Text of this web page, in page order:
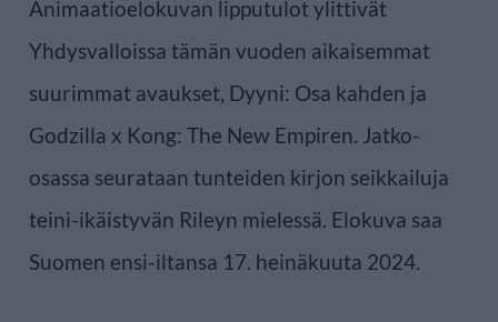
Animaatioelokuvan lipputulot ylittivät
Yhdysvalloissa tämän vuoden aikaisemmat
suurimmat avaukset, Dyyni: Osa kahden ja
Godzilla x Kong: The New Empiren. Jatko-
osassa seurataan tunteiden kirjon seikkailuja
teini-ikäistyvän Rileyn mielessä. Elokuva saa
Suomen ensi-iltansa 17. heinäkuuta 2024.